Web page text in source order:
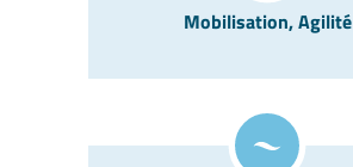
Mobilisation, Agilité